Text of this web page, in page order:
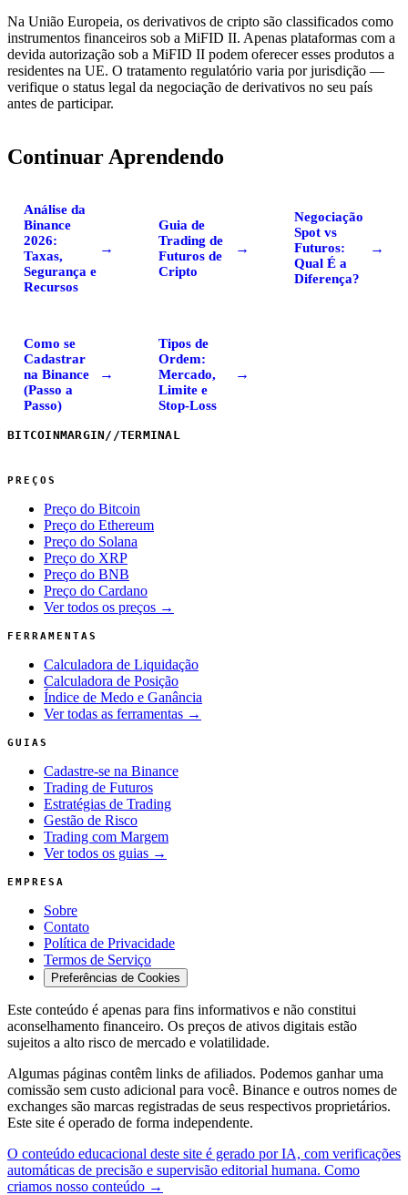
Na União Europeia, os derivativos de cripto são classificados como
instrumentos financeiros sob a MiFID II. Apenas plataformas com a
devida autorização sob a MiFID II podem oferecer esses produtos a
residentes na UE. O tratamento regulatório varia por jurisdição —
verifique o status legal da negociação de derivativos no seu país
antes de participar.
Continuar Aprendendo
Análise da
Binance
2026:
Taxas,
Segurança e
Recursos
→
Guia de
Trading de
Futuros de
Cripto
→
Negociação
Spot vs
Futuros:
Qual É a
Diferença?
→
Como se
Cadastrar
na Binance
(Passo a
Passo)
→
Tipos de
Ordem:
Mercado,
Limite e
Stop-Loss
→
BITCOINMARGIN //TERMINAL
PREÇOS
Preço do Bitcoin
Preço do Ethereum
Preço do Solana
Preço do XRP
Preço do BNB
Preço do Cardano
Ver todos os preços →
FERRAMENTAS
Calculadora de Liquidação
Calculadora de Posição
Índice de Medo e Ganância
Ver todas as ferramentas →
GUIAS
Cadastre-se na Binance
Trading de Futuros
Estratégias de Trading
Gestão de Risco
Trading com Margem
Ver todos os guias →
EMPRESA
Sobre
Contato
Política de Privacidade
Termos de Serviço
Preferências de Cookies
Este conteúdo é apenas para fins informativos e não constitui
aconselhamento financeiro. Os preços de ativos digitais estão
sujeitos a alto risco de mercado e volatilidade.
Algumas páginas contêm links de afiliados. Podemos ganhar uma
comissão sem custo adicional para você. Binance e outros nomes de
exchanges são marcas registradas de seus respectivos proprietários.
Este site é operado de forma independente.
O conteúdo educacional deste site é gerado por IA, com verificações
automáticas de precisão e supervisão editorial humana. Como
criamos nosso conteúdo →